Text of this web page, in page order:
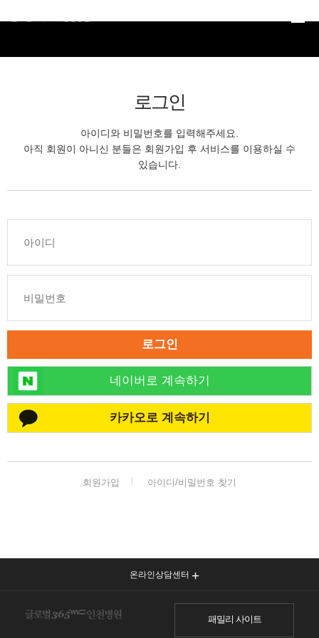
로그인
아이디와 비밀번호를 입력해주세요.
아직 회원이 아니신 분들은 회원가입 후 서비스를 이용하실 수
있습니다.
로그인
네이버로 계속하기
카카오로 계속하기
회원가입 아이디/비밀번호 찾기
온라인상담센터
패밀리 사이트